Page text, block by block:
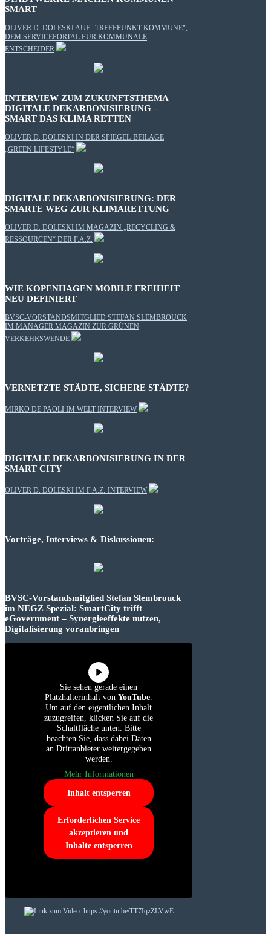
SMART
OLIVER D. DOLESKI AUF "TREFFPUNKT KOMMUNE",
DEM SERVICEPORTAL FÜR KOMMUNALE
ENTSCHEIDER
INTERVIEW ZUM ZUKUNFTSTHEMA
DIGITALE DEKARBONISIERUNG –
SMART DAS KLIMA RETTEN
OLIVER D. DOLESKI IN DER SPIEGEL-BEILAGE
„GREEN LIFESTYLE“
DIGITALE DEKARBONISIERUNG: DER
SMARTE WEG ZUR KLIMARETTUNG
OLIVER D. DOLESKI IM MAGAZIN „RECYCLING &
RESSOURCEN“ DER F.A.Z.
WIE KOPENHAGEN MOBILE FREIHEIT
NEU DEFINIERT
BVSC-VORSTANDSMITGLIED STEFAN SLEMBROUCK
IM MANAGER MAGAZIN ZUR GRÜNEN
VERKEHRSWENDE
VERNETZTE STÄDTE, SICHERE STÄDTE?
MIRKO DE PAOLI IM WELT-INTERVIEW
DIGITALE DEKARBONISIERUNG IN DER
SMART CITY
OLIVER D. DOLESKI IM F.A.Z.-INTERVIEW
Vorträge, Interviews & Diskussionen:
BVSC-Vorstandsmitglied Stefan Slembrouck
im NEGZ Spezial: SmartCity trifft
eGovernment – Synergieeffekte nutzen,
Digitalisierung voranbringen
Sie sehen gerade einen
Platzhalterinhalt von YouTube.
Um auf den eigentlichen Inhalt
zuzugreifen, klicken Sie auf die
Schaltfläche unten. Bitte
beachten Sie, dass dabei Daten
an Drittanbieter weitergegeben
werden.
Mehr Informationen
Inhalt entsperren
Erforderlichen Service
akzeptieren und
Inhalte entsperren